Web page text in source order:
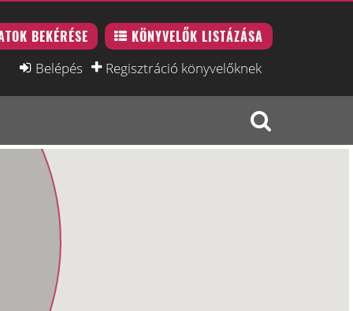
BEKÉRÉSE KÖNYVELŐK LISTÁZÁSA
Belépés Regisztráció könyvelőknek